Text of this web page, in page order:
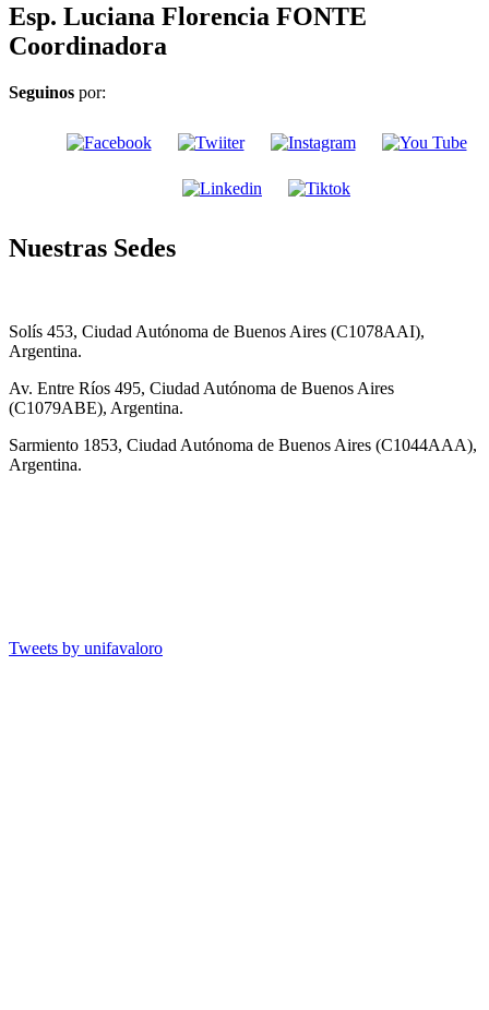
Esp. Luciana Florencia FONTE
Coordinadora
Seguinos por:
Nuestras Sedes
Solís 453, Ciudad Autónoma de Buenos Aires (C1078AAI),
Argentina.
Av. Entre Ríos 495, Ciudad Autónoma de Buenos Aires
(C1079ABE), Argentina.
Sarmiento 1853, Ciudad Autónoma de Buenos Aires (C1044AAA),
Argentina.